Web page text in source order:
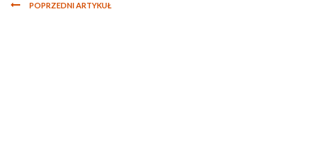
POPRZEDNI ARTYKUŁ